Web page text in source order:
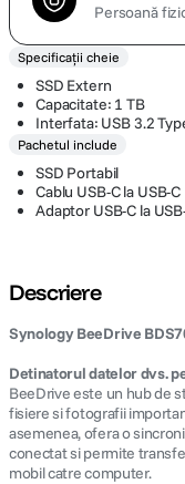
Persoană
Specificații cheie
SSD Extern
Capacitate: 1 TB
Interfata: USB 3.2
Pachetul include
SSD Portabil
Cablu USB-C la USB-C
Adaptor USB-C la
Descriere
Synology BeeDrive
Detinatorul datelor dvs.
BeeDrive este un hub de
fisiere si fotografii
asemenea, ofera o
conectat si permite
mobil catre computer.